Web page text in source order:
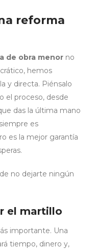
reforma
de obra menor no
hemos
y directa. Piénsalo
el proceso, desde
das la última mano
es
es la mejor garantía
no dejarte ningún
el martillo
importante. Una
tiempo, dinero y,